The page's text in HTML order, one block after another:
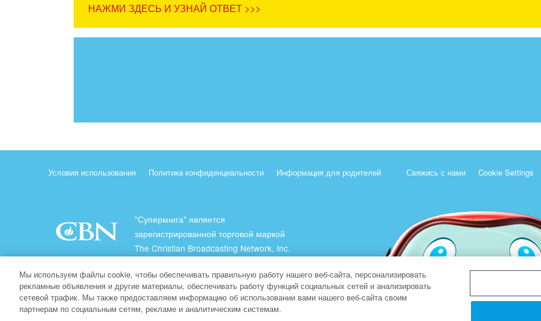
НАЖМИ ЗДЕСЬ И УЗНАЙ ОТВЕТ >>>
Условия использования Политика конфиденциальности Информация для родителей Свяжись с нами Cookie Settings
"Суперкнига" является
зарегистрированной торговой маркой
The Christian Broadcasting Network, Inc.
Все права защищены.
About CBN
Мы используем файлы cookie, чтобы обеспечивать правильную работу нашего веб-сайта, персонализировать
рекламные объявления и другие материалы, обеспечивать работу функций социальных сетей и анализировать
сетевой трафик. Мы также предоставляем информацию об использовании вами нашего веб-сайта своим
партнерам по социальным сетям, рекламе и аналитическим системам.